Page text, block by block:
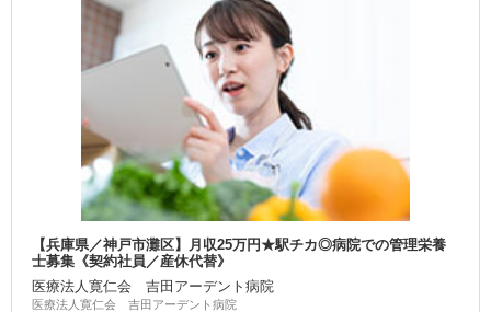
【兵庫県／神戸市灘区】月収25万円★駅チカ◎病院での管理栄養
士募集《契約社員／産休代替》
医療法人寛仁会 吉田アーデント病院
医療法人寛仁会 吉田アーデント病院